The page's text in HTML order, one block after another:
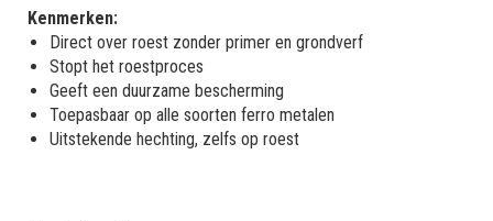
Kenmerken:
Direct over roest zonder primer en grondverf
Stopt het roestproces
Geeft een duurzame bescherming
Toepasbaar op alle soorten ferro metalen
Uitstekende hechting, zelfs op roest